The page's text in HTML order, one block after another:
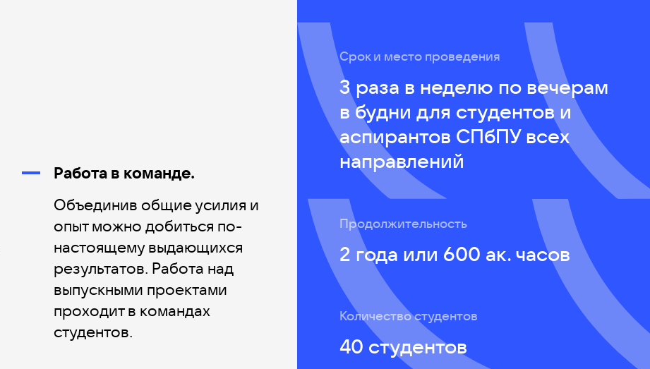
Работа в команде.
Объединив общие усилия и
опыт можно добиться по-
настоящему выдающихся
результатов. Работа над
выпускными проектами
проходит в командах
студентов.
Срок и место проведения
3 раза в неделю по вечерам
в будни для студентов и
аспирантов СПбПУ всех
направлений
Продолжительность
2 года или 600 ак. часов
Количество студентов
40 студентов